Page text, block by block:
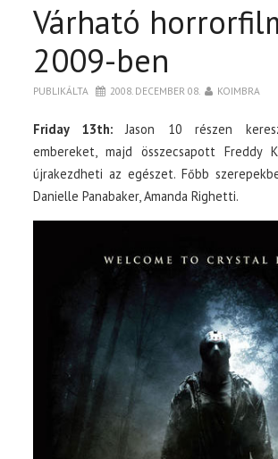
Várható
2009-ben
PUBLIKÁLTA 2008. DECEMBER 08. KOIMBRA
Friday 13th:Jason 10 részen
embereket, majd összecsapott Freddy
újrakezdheti az egészet. Főbb
Danielle Panabaker, Amanda Righetti.